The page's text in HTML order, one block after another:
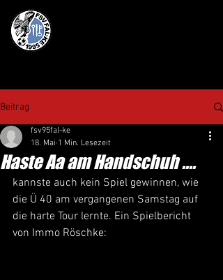
Beitrag
Haste Aa am Handschuh ....
fsv95fal-ke
18. Mai 1 Min. Lesezeit
kannste auch kein Spiel gewinnen, wie
die Ü 40 am vergangenen Samstag auf
die harte Tour lernte. Ein Spielbericht
von Immo Röschke: